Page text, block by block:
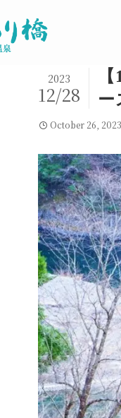
ー
2023
12/28
October 26, 2023